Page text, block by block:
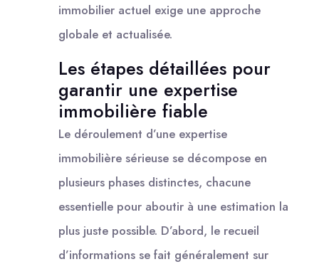
immobilier actuel exige une approche
globale et actualisée.
Les étapes détaillées pour
garantir une expertise
immobilière fiable
Le déroulement d’une expertise
immobilière sérieuse se décompose en
plusieurs phases distinctes, chacune
essentielle pour aboutir à une estimation la
plus juste possible. D’abord, le recueil
d’informations se fait généralement sur